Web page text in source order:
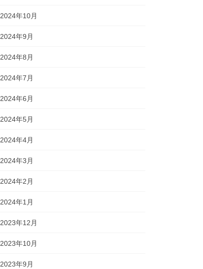
2024年10月
2024年9月
2024年8月
2024年7月
2024年6月
2024年5月
2024年4月
2024年3月
2024年2月
2024年1月
2023年12月
2023年10月
2023年9月